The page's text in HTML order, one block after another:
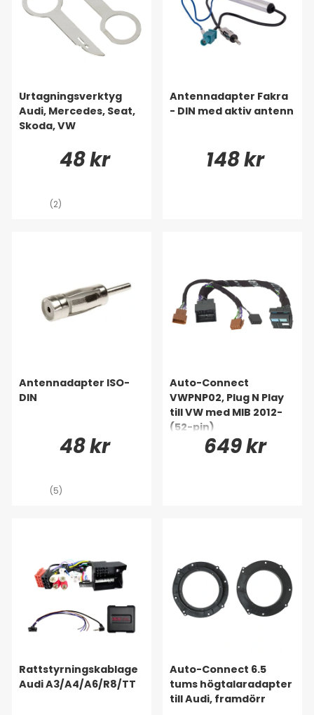
Urtagningsverktyg
Audi, Mercedes, Seat,
Skoda, VW
48 kr
(2)
Antennadapter Fakra
- DIN med aktiv antenn
148 kr
Antennadapter ISO-
DIN
48 kr
(5)
Auto-Connect
VWPNP02, Plug N Play
till VW med MIB 2012-
(52-pin)
649 kr
Rattstyrningskablage
Audi A3/A4/A6/R8/TT
Auto-Connect 6.5
tums högtalaradapter
till Audi, framdörr